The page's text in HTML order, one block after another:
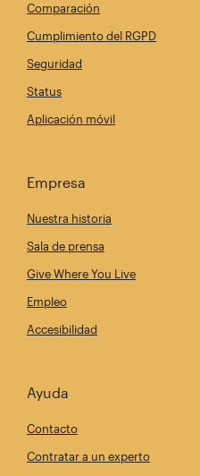
Comparación
Cumplimiento del RGPD
Seguridad
Status
Aplicación móvil
Empresa
Nuestra historia
Sala de prensa
Give Where You Live
Empleo
Accesibilidad
Ayuda
Contacto
Contratar a un experto